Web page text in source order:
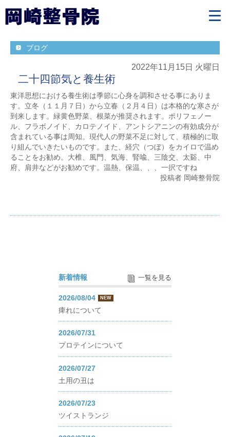
ブログ
2022年11月15日 火曜日
二十四節気と養生術
東洋思想における養生術は季節に心身を調和させる事にありま
す。立冬（１１月７日）から立春（２月４日）は本格的な寒さが
到来します。緑黄色野菜、根菜が推奨されます。ポリフェノー
ル、フラボノイド、カロテノイド、アントシアニンの有効成分が
含まれている事は周知。現代人の野菜不足に対して、積極的に取
り組んでいきたいものです。また、経穴（つぼ）をカイロで温め
ることをお勧め。大椎、風門、気海、腎喩、三陰交、太谿、中
府、肩井などがお勧めです。温熱、保温、、、一択ですね
投稿者 岡崎整骨院
新着情報 一覧を見る
2026/08/04 NEW
痺れについて
2026/07/31
プロテインについて
2026/07/27
土用の丑は
2026/07/23
ツイストランジ